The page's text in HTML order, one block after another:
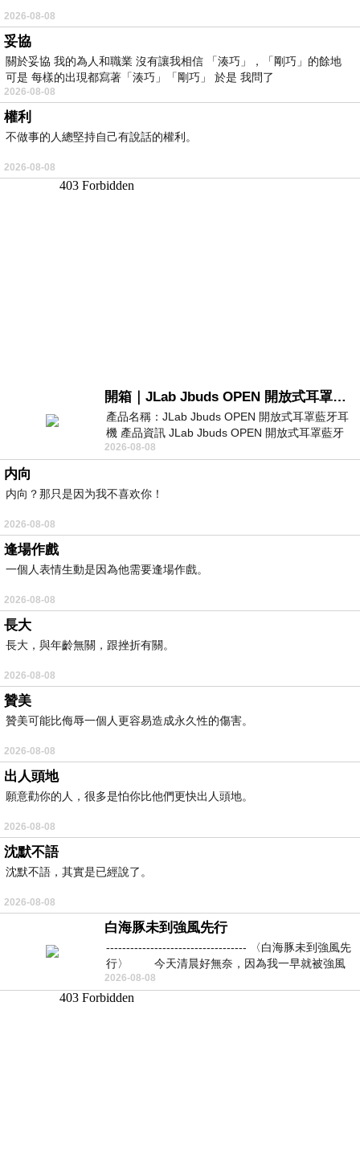
2026-08-08
妥協
關於妥協 我的為人和職業 沒有讓我相信 「湊巧」，「剛巧」的餘地
可是 每樣的出現都寫著「湊巧」「剛巧」 於是 我問了
2026-08-08
權利
不做事的人總堅持自己有說話的權利。
2026-08-08
開箱｜JLab Jbuds OPEN 開放式耳罩藍牙耳機 - 設計美學，輕巧、透氣、環境音全物理達成！
產品名稱：JLab Jbuds OPEN 開放式耳罩藍牙耳
機 產品資訊 JLab Jbuds OPEN 開放式耳罩藍牙
耳機評語：非常有特色，值得喜愛美型工
2026-08-08
内向
内向？那只是因为我不喜欢你！
2026-08-08
逢場作戲
一個人表情生動是因為他需要逢場作戲。
2026-08-08
長大
長大，與年齡無關，跟挫折有關。
2026-08-08
贊美
贊美可能比侮辱一個人更容易造成永久性的傷害。
2026-08-08
出人頭地
願意勸你的人，很多是怕你比他們更快出人頭地。
2026-08-08
沈默不語
沈默不語，其實是已經說了。
2026-08-08
白海豚未到強風先行
----------------------------------- 〈白海豚未到強風先
行〉 今天清晨好無奈，因為我一早就被強風
2026-08-08